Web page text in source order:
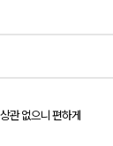
관 없으니 편하게